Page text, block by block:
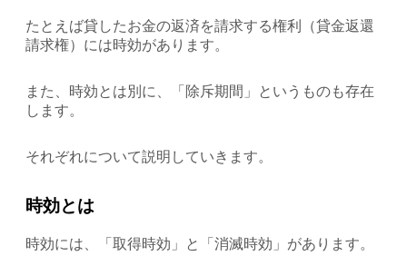
たとえば貸したお金の返済を請求する権利（貸金返還
請求権）には時効があります。
また、時効とは別に、「除斥期間」というものも存在
します。
それぞれについて説明していきます。
時効とは
時効には、「取得時効」と「消滅時効」があります。